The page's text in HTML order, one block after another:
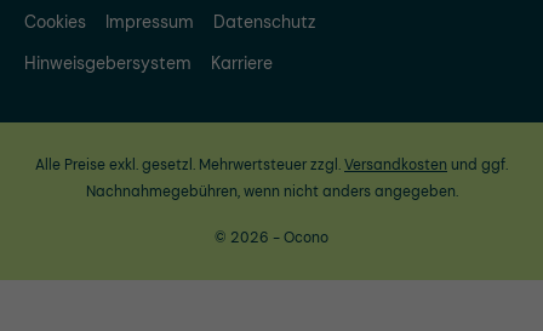
Cookies Impressum
Datenschutz
Hinweisgebersystem
Karriere
Alle Preise exkl. gesetzl. Mehrwertsteuer zzgl.Versandkosten und ggf.
Nachnahmegebühren, wenn nicht anders angegeben.
© 2026 - Ocono